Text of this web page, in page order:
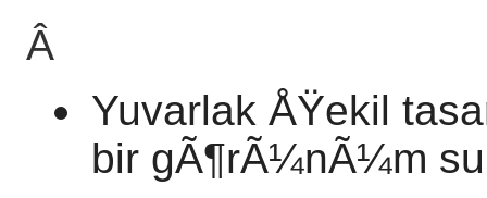
Â
Yuvarlak ÅŸekil
bir gÃ¶rÃ¼nÃ¼m